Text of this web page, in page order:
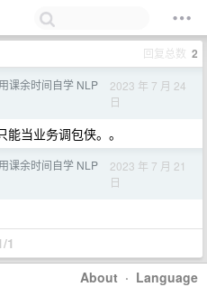
回复总数 2
课余时间自学 NLP
2023 年 7 月 24
日
能当业务调包侠。。
课余时间自学 NLP
2023 年 7 月 21
日
1
About · Language